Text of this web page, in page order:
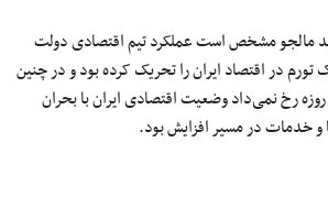
مالجو مشخص است عملکرد تیم اقتصادی دولت
در اقتصاد ایران را تحریک کرده بود و در چنین
شرایطی حتی اگر جنگ ۴۰ روزه رخ نمی‌داد وضعیت اقتصادی ایران با بحران
و خدمات در مسیر افزایش بود.